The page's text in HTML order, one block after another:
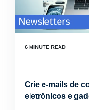
Crie e-mails de
eletrônicos e